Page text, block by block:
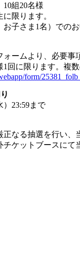
組20名様
限ります。
子さま1名）でのお
ォームより、必要事
回に限ります。複
form/
）23:59まで
なる抽選を行い、
チケットブースに